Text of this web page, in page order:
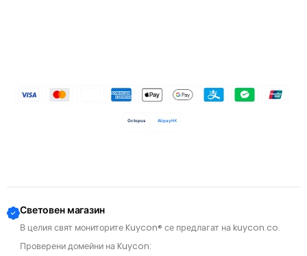
Octopus AlipayHK
Световен магазин
В целия свят мониторите Kuycon® се предлагат на kuycon.co.
Проверени домейни на Kuycon: